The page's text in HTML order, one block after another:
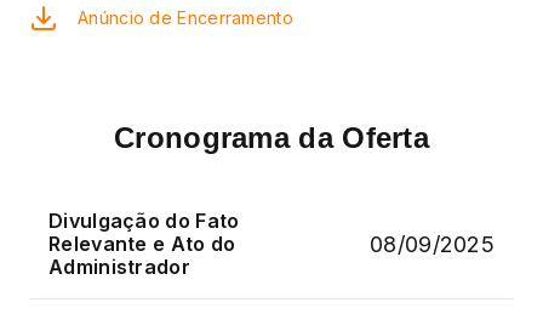
Anúncio de Encerramento
Cronograma da Oferta
Divulgação do Fato
Relevante e Ato do
Administrador
08/09/2025